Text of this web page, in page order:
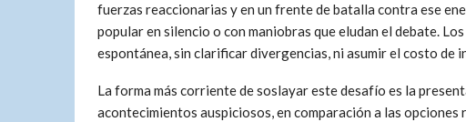
fuerzas reaccionarias y en un frente de batalla contra ese
popular en silencio o con maniobras que eludan el debate.
espontánea, sin clarificar divergencias, ni asumir el costo de
La forma más corriente de soslayar este desafío es la
acontecimientos auspiciosos, en comparación a las